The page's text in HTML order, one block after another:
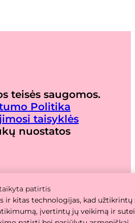
teisės saugomos.
Politika
taisyklės
nuostatos
patirtis
ir kitas technologijas, kad užtikrintų
įvertintų jų veikimą ir